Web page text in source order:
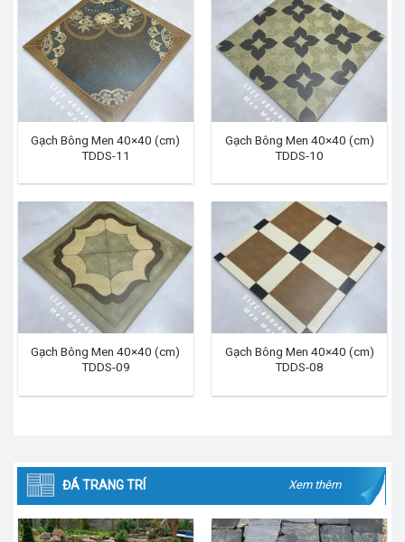
Gạch Bông Men 40×40 (cm)
TDDS-11
Gạch Bông Men 40×40 (cm)
TDDS-10
Gạch Bông Men 40×40 (cm)
TDDS-09
Gạch Bông Men 40×40 (cm)
TDDS-08
ĐÁ TRANG TRÍ Xem thêm